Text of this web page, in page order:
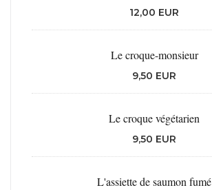
12,00 EUR
Le croque-monsieur
9,50 EUR
Le croque végétarien
9,50 EUR
L'assiette de saumon fumé